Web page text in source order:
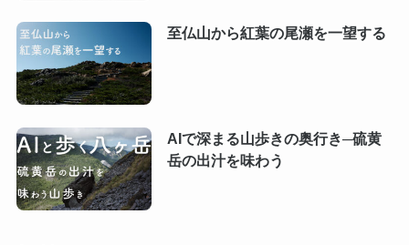
至仏山から紅葉の尾瀬を一望する
AIで深まる山歩きの奥行き─硫黄
岳の出汁を味わう